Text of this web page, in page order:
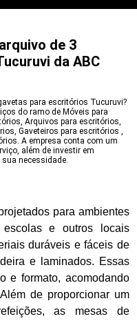
de 3
da ABC
para escritórios Tucuruvi?
do ramo de Móveis para
Arquivos para escritórios,
Gaveteiros para escritórios ,
A empresa conta com um
além de investir em
necessidade.
para ambientes
e outros locais
duráveis e fáceis de
e laminados. Essas
e formato, acomodando
de proporcionar um
as mesas de